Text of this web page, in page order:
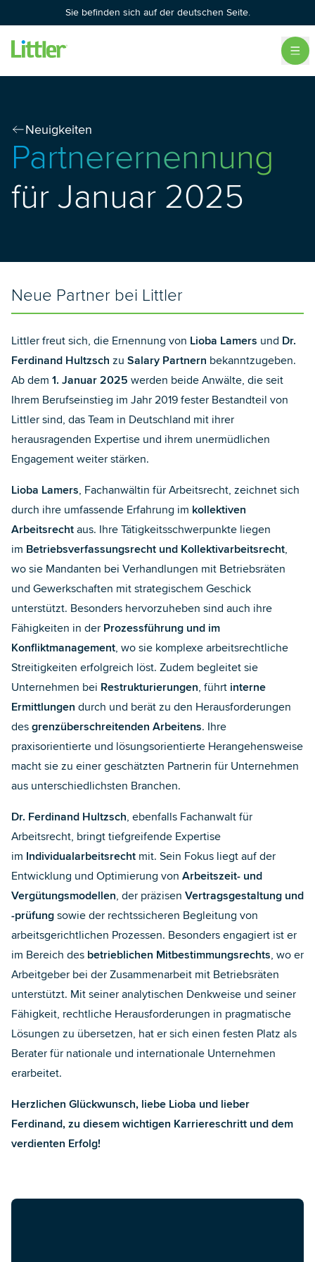
Sie befinden sich auf der deutschen Seite.
Neuigkeiten
Partnerernennung
für Januar 2025
Neue Partner bei Littler
Littler freut sich, die Ernennung von Lioba Lamers und Dr.
Ferdinand Hultzsch zu Salary Partnern bekanntzugeben.
Ab dem 1. Januar 2025 werden beide Anwälte, die seit
Ihrem Berufseinstieg im Jahr 2019 fester Bestandteil von
Littler sind, das Team in Deutschland mit ihrer
herausragenden Expertise und ihrem unermüdlichen
Engagement weiter stärken.
Lioba Lamers, Fachanwältin für Arbeitsrecht, zeichnet sich
durch ihre umfassende Erfahrung im kollektiven
Arbeitsrecht aus. Ihre Tätigkeitsschwerpunkte liegen
im Betriebsverfassungsrecht und Kollektivarbeitsrecht,
wo sie Mandanten bei Verhandlungen mit Betriebsräten
und Gewerkschaften mit strategischem Geschick
unterstützt. Besonders hervorzuheben sind auch ihre
Fähigkeiten in der Prozessführung und im
Konfliktmanagement, wo sie komplexe arbeitsrechtliche
Streitigkeiten erfolgreich löst. Zudem begleitet sie
Unternehmen bei Restrukturierungen, führt interne
Ermittlungen durch und berät zu den Herausforderungen
des grenzüberschreitenden Arbeitens. Ihre
praxisorientierte und lösungsorientierte Herangehensweise
macht sie zu einer geschätzten Partnerin für Unternehmen
aus unterschiedlichsten Branchen.
Dr. Ferdinand Hultzsch, ebenfalls Fachanwalt für
Arbeitsrecht, bringt tiefgreifende Expertise
im Individualarbeitsrecht mit. Sein Fokus liegt auf der
Entwicklung und Optimierung von Arbeitszeit- und
Vergütungsmodellen, der präzisen Vertragsgestaltung und
-prüfung sowie der rechtssicheren Begleitung von
arbeitsgerichtlichen Prozessen. Besonders engagiert ist er
im Bereich des betrieblichen Mitbestimmungsrechts, wo er
Arbeitgeber bei der Zusammenarbeit mit Betriebsräten
unterstützt. Mit seiner analytischen Denkweise und seiner
Fähigkeit, rechtliche Herausforderungen in pragmatische
Lösungen zu übersetzen, hat er sich einen festen Platz als
Berater für nationale und internationale Unternehmen
erarbeitet.
Herzlichen Glückwunsch, liebe Lioba und lieber
Ferdinand, zu diesem wichtigen Karriereschritt und dem
verdienten Erfolg!